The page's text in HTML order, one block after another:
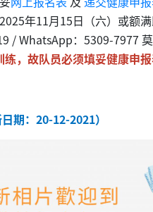
年11月15日（六）或额
/ WhatsApp：5309-7977
，故队员必须填妥健康申报
期：20-12-2021）